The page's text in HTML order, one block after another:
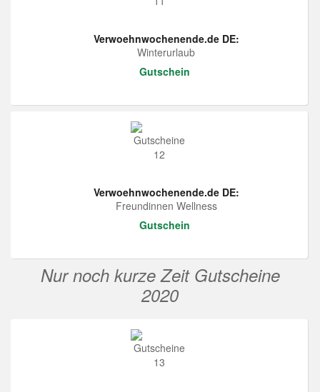
Verwoehnwochenende.de DE:
Winterurlaub
Gutschein
Verwoehnwochenende.de DE:
Freundinnen Wellness
Gutschein
Nur noch kurze Zeit Gutscheine
2020